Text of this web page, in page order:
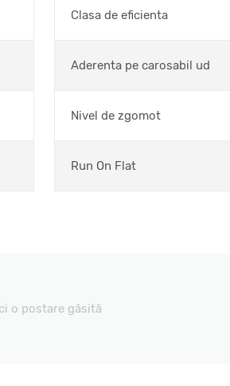
Clasa de eficienta
Aderenta pe carosabil ud
Nivel de zgomot
Run On Flat
o postare găsită